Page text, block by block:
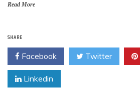
Read More
SHARE
Facebook Twitter
Linkedin